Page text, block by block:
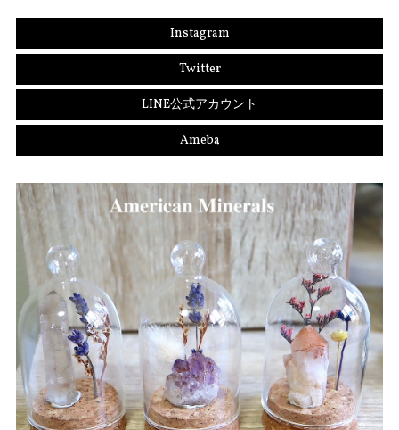
Instagram
Twitter
LINE公式アカウント
Ameba